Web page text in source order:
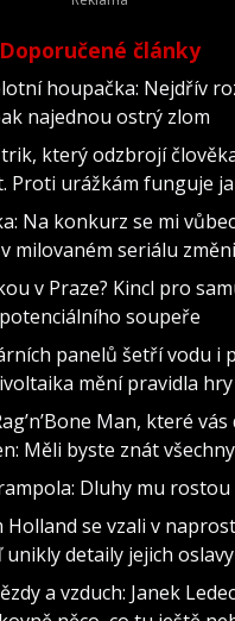
Doporučené články
houpačka: Nejdřív
najednou ostrý zlom
který odzbrojí
Proti urážkám funguje
Na konkurz se mi
milovaném seriálu
v Praze? Kincl pro
potenciálního soupeře
panelů šetří vodu i
mění pravidla hry
Man, které
Měli byste znát všechny
Dluhy mu
Holland se vzali v
unikly detaily jejich oslavy
a vzduch: Janek